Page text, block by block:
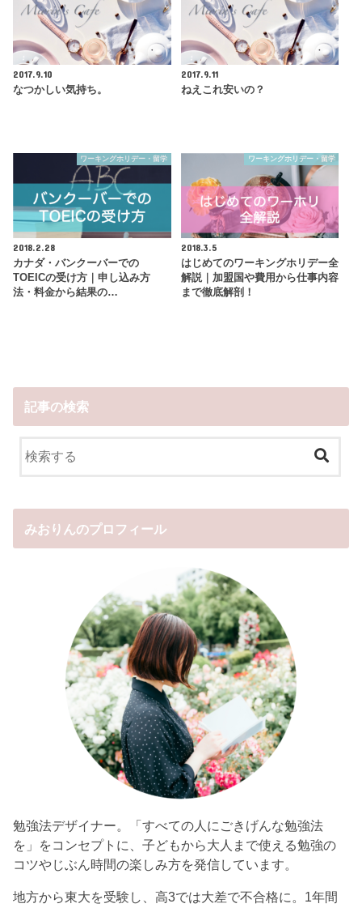
2017.9.10
なつかしい気持ち。
2017.9.11
ねえこれ安いの？
ワーキングホリデー・留学
2018.2.28
カナダ・バンクーバーでの
TOEICの受け方｜申し込み方
法・料金から結果の…
ワーキングホリデー・留学
2018.3.5
はじめてのワーキングホリデー全
解説｜加盟国や費用から仕事内容
まで徹底解剖！
記事の検索
みおりんのプロフィール
勉強法デザイナー。「すべての人にごきげんな勉強法
を」をコンセプトに、子どもから大人まで使える勉強の
コツやじぶん時間の楽しみ方を発信しています。
地方から東大を受験し、高3では大差で不合格に。1年間